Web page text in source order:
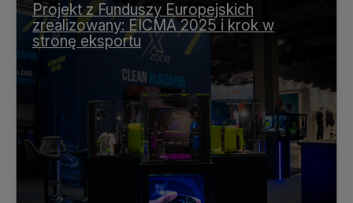
Projekt z Funduszy Europejskich
zrealizowany: EICMA 2025 i krok w
stronę eksportu